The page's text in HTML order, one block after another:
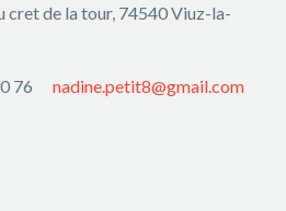
cret de la tour, 74540 Viuz-la-
76 nadine.petit8@gmail.com